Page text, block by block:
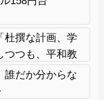
杜撰な計画、学
つつも、平和教
は極めてバラン
誰だか分からな